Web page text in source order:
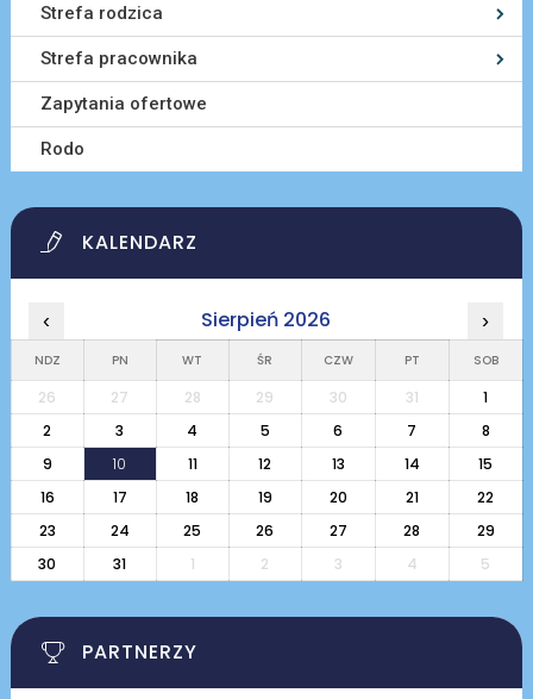
Strefa rodzica
Strefa pracownika
Zapytania ofertowe
Rodo
KALENDARZ
‹ Sierpień 2026 ›
NDZ PN WT ŚR CZW PT SOB
26 27 28 29 30 31
1
2
3 4 5 6 7
8
9
10 11 12 13 14
15
16
17 18 19 20 21
22
23
24 25 26 27 28
29
30
31 1 2 3 4 5
PARTNERZY